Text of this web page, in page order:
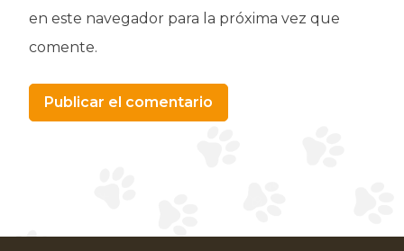
en este navegador para la próxima vez que
comente.